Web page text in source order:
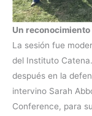
Un
La sesión fue
del Instituto
después en la
intervino Sarah
Conference, para